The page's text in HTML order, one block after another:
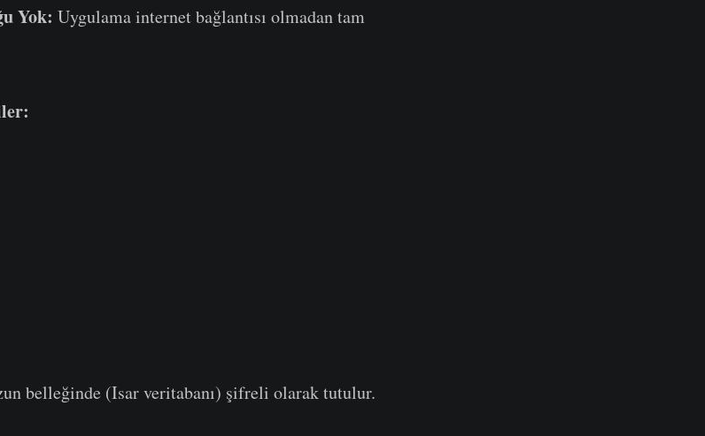
Yok: Uygulama internet bağlantısı olmadan tam
belleğinde (Isar veritabanı) şifreli olarak tutulur.